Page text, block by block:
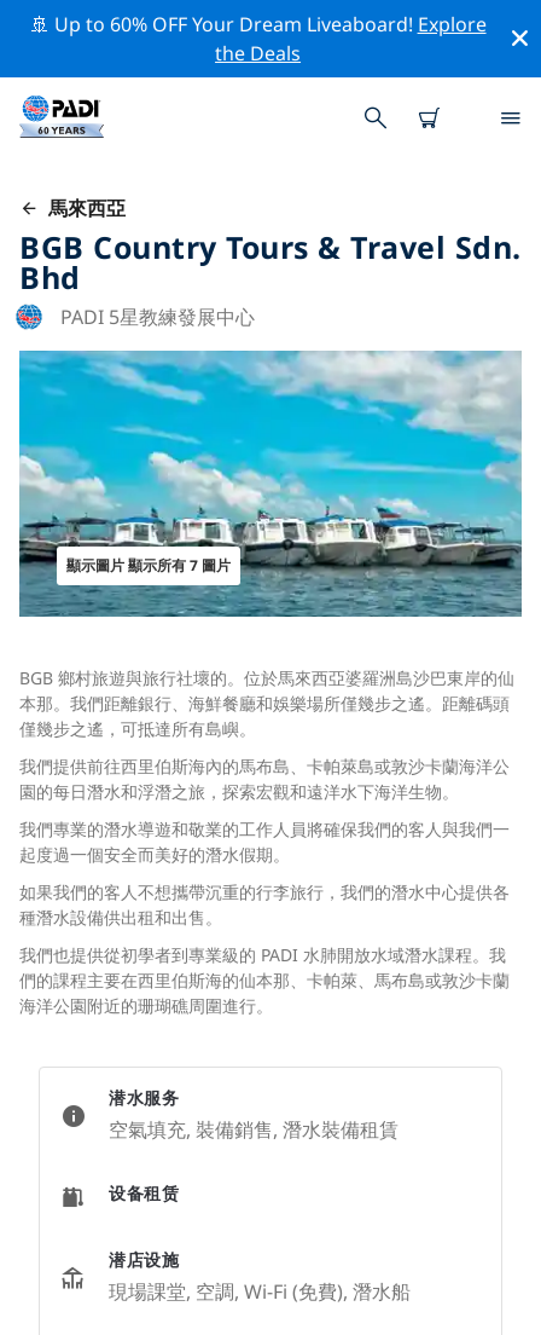
🚢 Up to 60% OFF Your Dream Liveaboard! Explore
the Deals
馬來西亞
BGB Country Tours & Travel Sdn.
Bhd
PADI 5星教練發展中心
顯示圖片 顯示所有 7 圖片
BGB 鄉村旅遊與旅行社壞的。位於馬來西亞婆羅洲島沙巴東岸的仙
本那。我們距離銀行、海鮮餐廳和娛樂場所僅幾步之遙。距離碼頭
僅幾步之遙，可抵達所有島嶼。
我們提供前往西里伯斯海內的馬布島、卡帕萊島或敦沙卡蘭海洋公
園的每日潛水和浮潛之旅，探索宏觀和遠洋水下海洋生物。
我們專業的潛水導遊和敬業的工作人員將確保我們的客人與我們一
起度過一個安全而美好的潛水假期。
如果我們的客人不想攜帶沉重的行李旅行，我們的潛水中心提供各
種潛水設備供出租和出售。
我們也提供從初學者到專業級的 PADI 水肺開放水域潛水課程。我
們的課程主要在西里伯斯海的仙本那、卡帕萊、馬布島或敦沙卡蘭
海洋公園附近的珊瑚礁周圍進行。
潜水服务
空氣填充, 裝備銷售, 潛水裝備租賃
设备租赁
潜店设施
現場課堂, 空調, Wi-Fi (免費), 潛水船